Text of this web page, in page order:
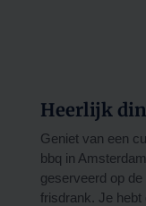
Heerlijk
Geniet van een
bbq in
geserveerd op
frisdrank. Je hebt